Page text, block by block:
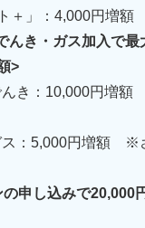
＋」：4,000円増額
んき・ガス加入で最
>
んき：10,000円増
ス：5,000円増額 ※
申し込みで20,000